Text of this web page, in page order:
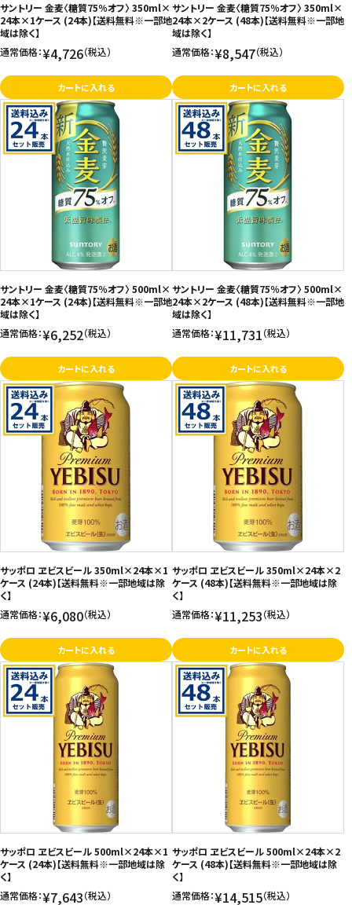
サントリー 金麦〈糖質75％オフ〉 350ml×
24本×1ケース (24本)【送料無料※一部地
域は除く】
通常価格：¥4,726（税込）
カートに入れる
サントリー 金麦〈糖質75％オフ〉 350ml×
24本×2ケース (48本)【送料無料※一部地
域は除く】
通常価格：¥8,547（税込）
カートに入れる
サントリー 金麦〈糖質75％オフ〉 500ml×
24本×1ケース (24本)【送料無料※一部地
域は除く】
通常価格：¥6,252（税込）
カートに入れる
サントリー 金麦〈糖質75％オフ〉 500ml×
24本×2ケース (48本)【送料無料※一部地
域は除く】
通常価格：¥11,731（税込）
カートに入れる
サッポロ ヱビスビール 350ml×24本×1
ケース (24本)【送料無料※一部地域は除
く】
通常価格：¥6,080（税込）
カートに入れる
サッポロ ヱビスビール 350ml×24本×2
ケース (48本)【送料無料※一部地域は除
く】
通常価格：¥11,253（税込）
カートに入れる
サッポロ ヱビスビール 500ml×24本×1
ケース (24本)【送料無料※一部地域は除
く】
通常価格：¥7,643（税込）
サッポロ ヱビスビール 500ml×24本×2
ケース (48本)【送料無料※一部地域は除
く】
通常価格：¥14,515（税込）